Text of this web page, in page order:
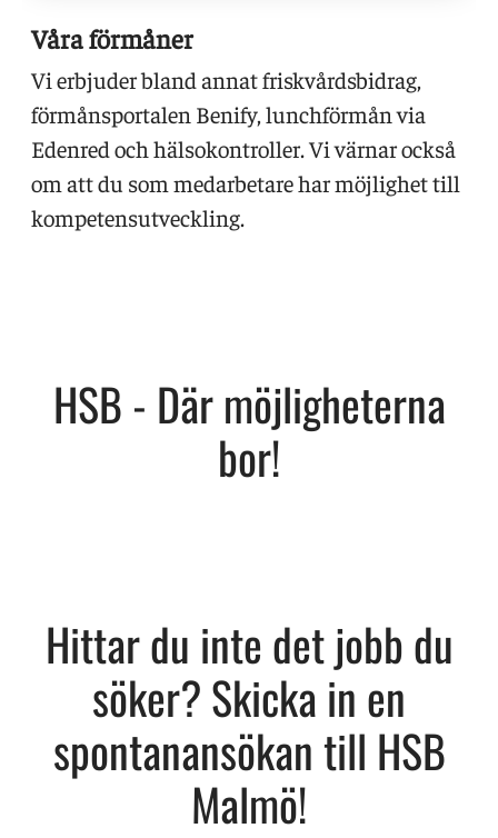
Våra förmåner
Vi erbjuder bland annat friskvårdsbidrag,
förmånsportalen Benify, lunchförmån via
Edenred och hälsokontroller. Vi värnar också
om att du som medarbetare har möjlighet till
kompetensutveckling.
HSB - Där möjligheterna
bor!
Hittar du inte det jobb du
söker? Skicka in en
spontanansökan till HSB
Malmö!